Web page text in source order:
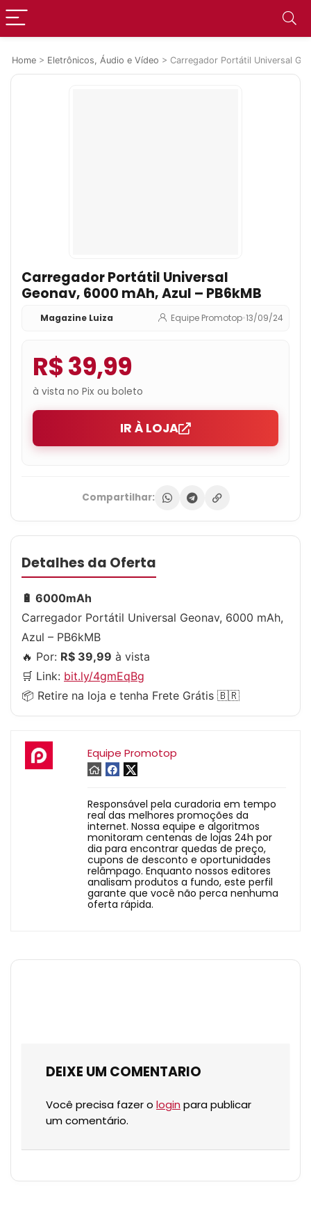
Home > Eletrônicos, Áudio e Vídeo > Carregador Portátil Universal
Carregador Portátil Universal
Geonav, 6000 mAh, Azul – PB6kMB
Magazine Luiza Equipe Promotop•13/09/24
R$ 39,99
à vista no Pix ou boleto
IR À LOJA
Compartilhar:
Detalhes da Oferta
🔋 6000mAh
Carregador Portátil Universal Geonav, 6000 mAh,
Azul – PB6kMB
🔥 Por: R$ 39,99 à vista
🛒 Link: bit.ly/4gmEqBg
📦 Retire na loja e tenha Frete Grátis 🇧🇷
Equipe Promotop
Responsável pela curadoria em tempo
real das melhores promoções da
internet. Nossa equipe e algoritmos
monitoram centenas de lojas 24h por
dia para encontrar quedas de preço,
cupons de desconto e oportunidades
relâmpago. Enquanto nossos editores
analisam produtos a fundo, este perfil
garante que você não perca nenhuma
oferta rápida.
DEIXE UM COMENTARIO
Você precisa fazer o login para publicar
um comentário.